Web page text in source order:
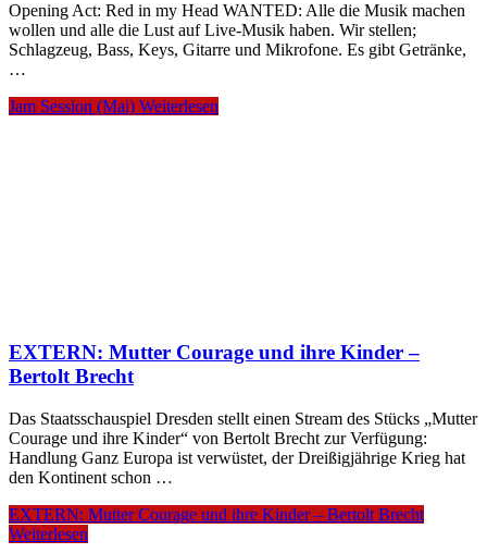
Opening Act: Red in my Head WANTED: Alle die Musik machen
wollen und alle die Lust auf Live-Musik haben. Wir stellen;
Schlagzeug, Bass, Keys, Gitarre und Mikrofone. Es gibt Getränke,
…
Jam Session (Mai) Weiterlesen
EXTERN: Mutter Courage und ihre Kinder –
Bertolt Brecht
Das Staatsschauspiel Dresden stellt einen Stream des Stücks „Mutter
Courage und ihre Kinder“ von Bertolt Brecht zur Verfügung:
Handlung Ganz Europa ist verwüstet, der Dreißigjährige Krieg hat
den Kontinent schon …
EXTERN: Mutter Courage und ihre Kinder – Bertolt Brecht
Weiterlesen